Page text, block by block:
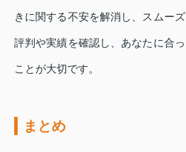
きに関する不安を解消し、スムー
評判や実績を確認し、あなたに合
ことが大切です。
まとめ